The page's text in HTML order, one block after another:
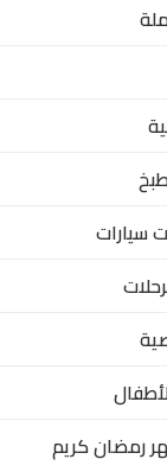
سيارات
رمضان كريم